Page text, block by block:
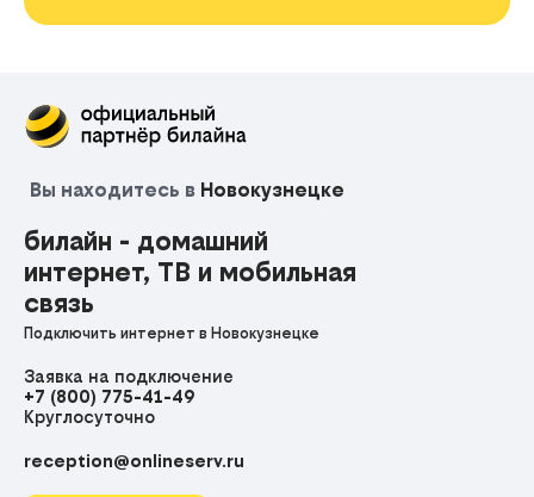
Вы находитесь в Новокузнецке
билайн - домашний
интернет, ТВ и мобильная
связь
Подключить интернет в Новокузнецке
Заявка на подключение
+7 (800) 775-41-49
Круглосуточно
reception@onlineserv.ru